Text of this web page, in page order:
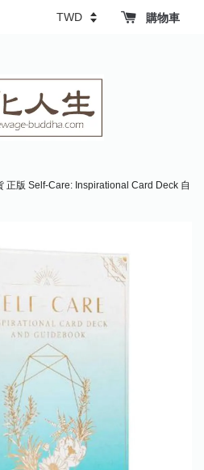
購物車
正版 Self-Care: Inspirational Card Deck 自